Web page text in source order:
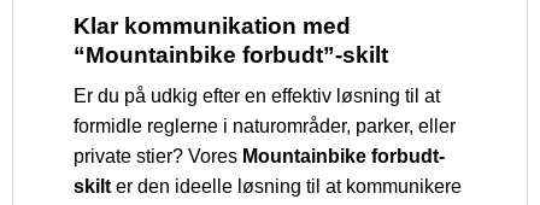
Klar kommunikation med
“Mountainbike forbudt”-skilt
Er du på udkig efter en effektiv løsning til at
formidle reglerne i naturområder, parker, eller
private stier? Vores Mountainbike forbudt-
skilt er den ideelle løsning til at kommunikere